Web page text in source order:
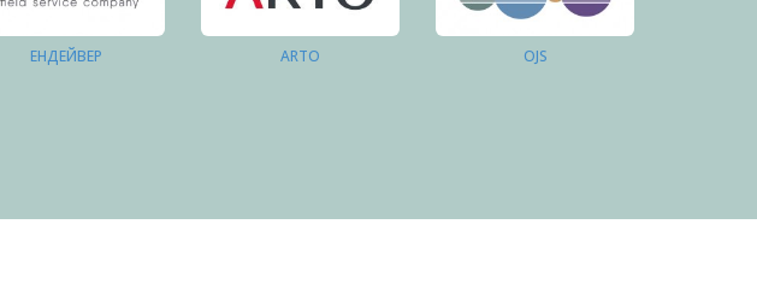
ЕНДЕЙВЕР ARTO OJS